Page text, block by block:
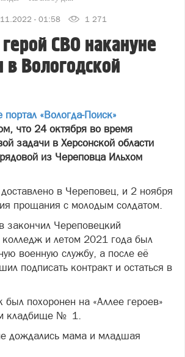
- 01:58 1 271
СВО накануне
в Вологодской
«Вологда-Поиск»
что 24 октября во время
задачи в Херсонской области
из Череповца Ильхом
в Череповец, и 2 ноября
прощания с молодым солдатом.
закончил Череповецкий
колледж и летом 2021 года был
военную службу, а после её
подписать контракт и остаться в
похоронен на «Аллее героев»
кладбище № 1.
дождались мама и младшая